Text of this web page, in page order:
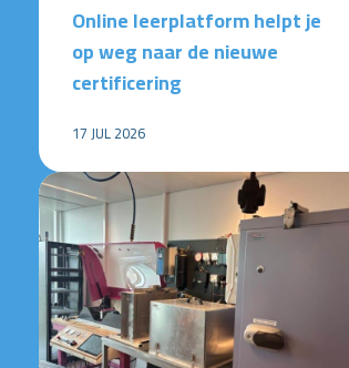
Online leerplatform helpt je
op weg naar de nieuwe
certificering
17 JUL 2026